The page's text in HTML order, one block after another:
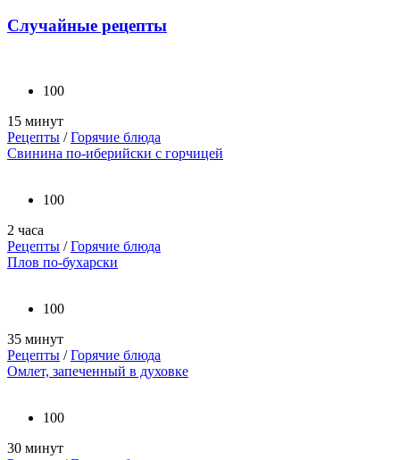
Случайные рецепты
100
15 минут
Рецепты /Горячие блюда
Свинина по-иберийски с горчицей
100
2 часа
Рецепты /Горячие блюда
Плов по-бухарски
100
35 минут
Рецепты /Горячие блюда
Омлет, запеченный в духовке
100
30 минут